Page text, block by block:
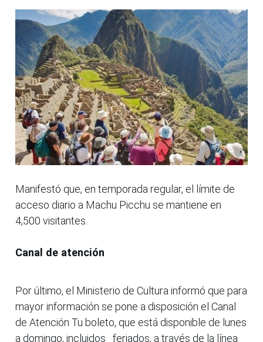
Manifestó que, en temporada regular, el límite de
acceso diario a Machu Picchu se mantiene en
4,500 visitantes.
Canal de atención
Por último, el Ministerio de Cultura informó que para
mayor información se pone a disposición el Canal
de Atención Tu boleto, que está disponible de lunes
a domingo, incluidos feriados, a través de la línea